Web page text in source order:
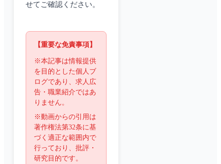
せてご確認ください。
【重要な免責事項】
※本記事は情報提供
を目的とした個人ブ
ログであり、求人広
告・職業紹介ではあ
りません。
※動画からの引用は
著作権法第32条に基
づく適正な範囲内で
行っており、批評・
研究目的です。